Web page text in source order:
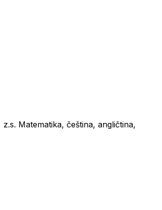
Matematika, čeština, angličtina,